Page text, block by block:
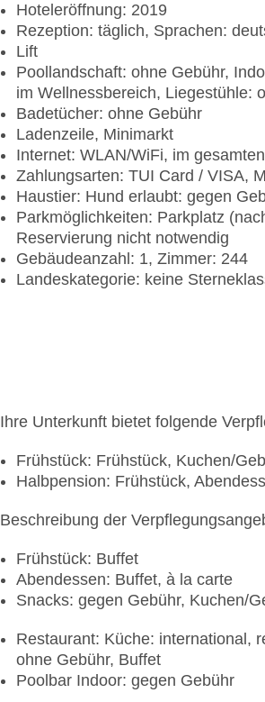
Hoteleröffnung: 2019
Rezeption: täglich, Sprachen:
Lift
Poollandschaft: ohne Gebühr,
im Wellnessbereich, Liegestühle:
Badetücher: ohne Gebühr
Ladenzeile, Minimarkt
Internet: WLAN/WiFi, im
Zahlungsarten: TUI Card / VISA,
Haustier: Hund erlaubt: gegen
Parkmöglichkeiten: Parkplatz
Reservierung nicht notwendig
Gebäudeanzahl: 1, Zimmer: 244
Landeskategorie: keine
Ihre Unterkunft bietet folgende
Frühstück: Frühstück, Kuchen/
Halbpension: Frühstück,
Beschreibung der
Frühstück: Buffet
Abendessen: Buffet, à la carte
Snacks: gegen Gebühr, Kuchen/
Restaurant: Küche: international,
ohne Gebühr, Buffet
Poolbar Indoor: gegen Gebühr